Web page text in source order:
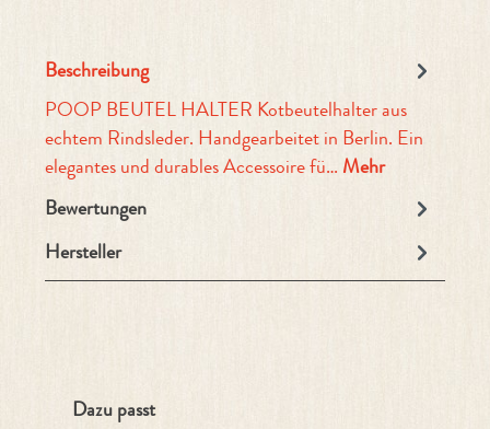
Beschreibung
POOP BEUTEL HALTER Kotbeutelhalter aus
echtem Rindsleder. Handgearbeitet in Berlin. Ein
elegantes und durables Accessoire fü… Mehr
Bewertungen
Hersteller
Produktgalerie überspringen
Dazu passt